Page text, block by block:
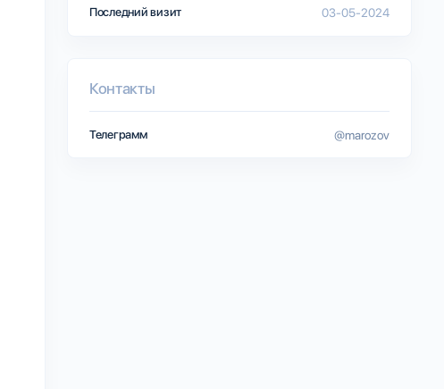
Последний визит 03-05-2024
Контакты
Телеграмм @marozov